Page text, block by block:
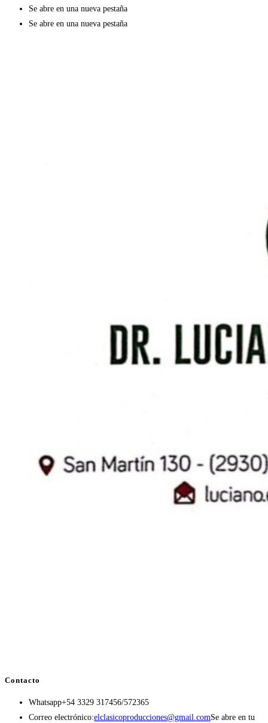
Se abre en una nueva pestaña
Se abre en una nueva pestaña
Contacto
Whatsapp+54 3329 317456/572365
Correo electrónico:elclasicoproducciones@gmail.comSe abre en tu